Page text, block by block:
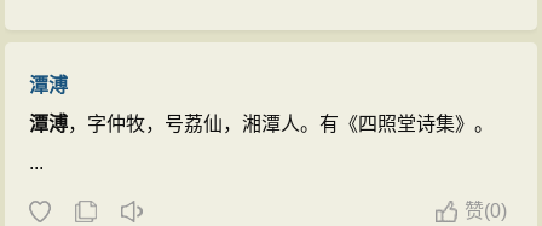
潭溥
潭溥，字仲牧，号荔仙，湘潭人。有《四照堂诗集》。
...
赞(0)